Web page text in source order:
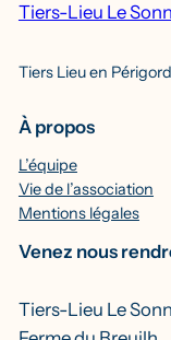
Tiers-Lieu Le
Tiers Lieu en
À propos
L’équipe
Vie de l’association
Mentions légales
Venez nous
Tiers-Lieu Le